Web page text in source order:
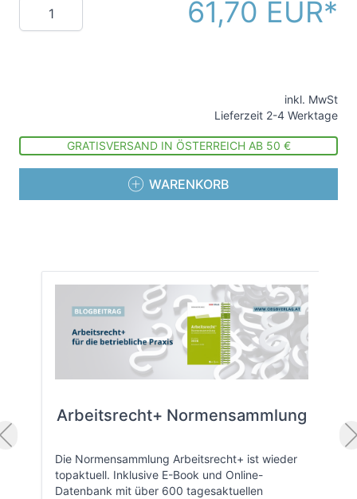
Menge 61,70 EUR
inkl. MwSt
Lieferzeit 2-4 Werktage
GRATISVERSAND IN ÖSTERREICH AB 50 €
WARENKORB
Arbeitsrecht+ Normensammlung
Die Normensammlung Arbeitsrecht+ ist wieder
topaktuell. Inklusive E-Book und Online-
Datenbank mit über 600 tagesaktuellen